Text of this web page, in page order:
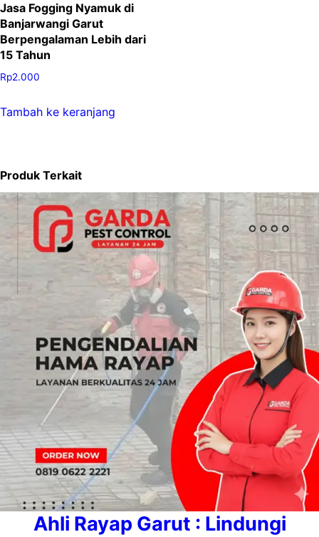
Jasa Fogging Nyamuk di
Banjarwangi Garut
Berpengalaman Lebih dari
15 Tahun
Rp2.000
Tambah ke keranjang
Produk Terkait
Ahli Rayap Garut : Lindungi